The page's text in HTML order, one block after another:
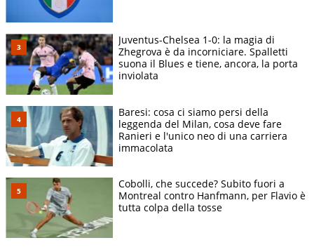
Juventus-Chelsea 1-0: la magia di
Zhegrova è da incorniciare. Spalletti
suona il Blues e tiene, ancora, la porta
inviolata
Baresi: cosa ci siamo persi della
leggenda del Milan, cosa deve fare
Ranieri e l'unico neo di una carriera
immacolata
Cobolli, che succede? Subito fuori a
Montreal contro Hanfmann, per Flavio è
tutta colpa della tosse